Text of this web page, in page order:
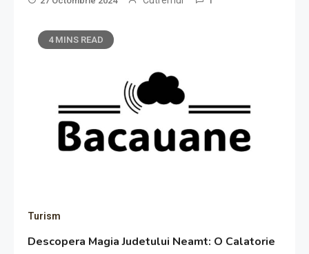
4 MINS READ
Turism
Descopera Magia Judetului Neamt: O Calatorie